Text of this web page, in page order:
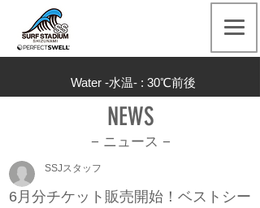
Water -水温- : 30℃前後
NEWS
− ニュース −
6月分チケット販売開始！ベストシー
SSJスタッフ